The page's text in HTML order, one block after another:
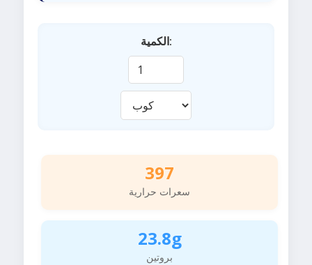
الكمية:
397
سعرات حرارية
23.8g
بروتين